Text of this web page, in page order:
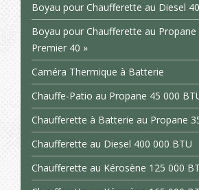
Boyau pour Chaufferette au Diesel
Boyau pour Chaufferette au Propane
Premier 40 »
Caméra Thermique à Batterie
Chauffe-Patio au Propane 45 000
Chaufferette à Batterie au Propane
Chaufferette au Diesel 400 000 BTU
Chaufferette au Kérosène 125 000